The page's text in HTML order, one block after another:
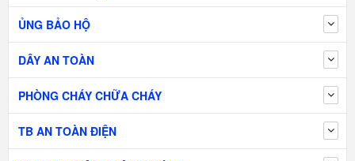
ỦNG BẢO HỘ
DÂY AN TOÀN
PHÒNG CHÁY CHỮA CHÁY
TB AN TOÀN ĐIỆN